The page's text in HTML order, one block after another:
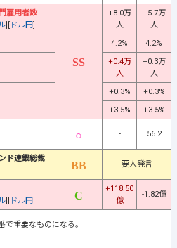
雇用者数
][ ドル円]
+8.0万
人
+5.7万
人
4.2% 4.2%
+0.4万
人
+0.3万
人
+0.3%
+0.3%
+3.5%
+3.5%
- 56.2
ド連銀総裁
要人発言
][ ドル円]
+118.50
億
-1.82億
で重要なものになる。